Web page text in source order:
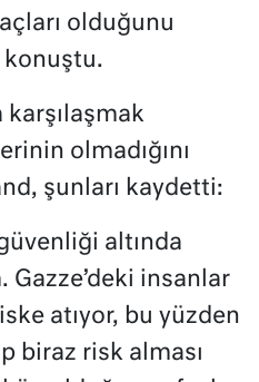
olduğunu
konuştu.
olmadığını
şunları kaydetti:
altında
Gazze’deki insanlar
atıyor, bu yüzden
biraz risk alması